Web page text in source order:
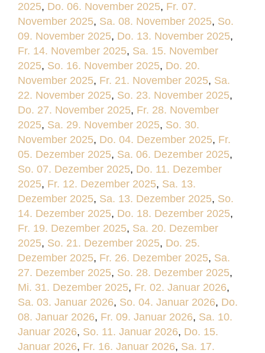
2025, Do. 06. November 2025, Fr. 07.
November 2025, Sa. 08. November 2025, So.
09. November 2025, Do. 13. November 2025,
Fr. 14. November 2025, Sa. 15. November
2025, So. 16. November 2025, Do. 20.
November 2025, Fr. 21. November 2025, Sa.
22. November 2025, So. 23. November 2025,
Do. 27. November 2025, Fr. 28. November
2025, Sa. 29. November 2025, So. 30.
November 2025, Do. 04. Dezember 2025, Fr.
05. Dezember 2025, Sa. 06. Dezember 2025,
So. 07. Dezember 2025, Do. 11. Dezember
2025, Fr. 12. Dezember 2025, Sa. 13.
Dezember 2025, Sa. 13. Dezember 2025, So.
14. Dezember 2025, Do. 18. Dezember 2025,
Fr. 19. Dezember 2025, Sa. 20. Dezember
2025, So. 21. Dezember 2025, Do. 25.
Dezember 2025, Fr. 26. Dezember 2025, Sa.
27. Dezember 2025, So. 28. Dezember 2025,
Mi. 31. Dezember 2025, Fr. 02. Januar 2026,
Sa. 03. Januar 2026, So. 04. Januar 2026, Do.
08. Januar 2026, Fr. 09. Januar 2026, Sa. 10.
Januar 2026, So. 11. Januar 2026, Do. 15.
Januar 2026, Fr. 16. Januar 2026, Sa. 17.